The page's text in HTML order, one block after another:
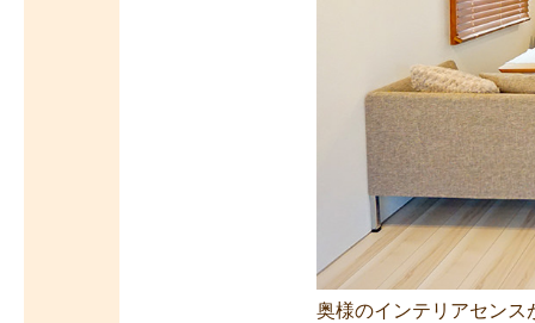
奥様のインテリアセンス